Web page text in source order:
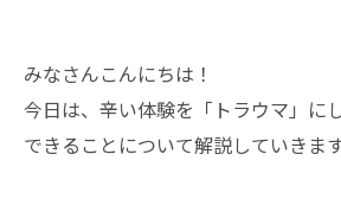
みなさんこんにちは！
今日は、辛い体験を「トラウマ」に
できることについて解説していきま